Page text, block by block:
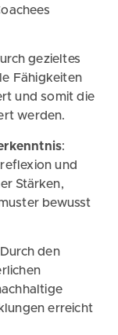
gezieltes
Fähigkeiten
und somit die
werden.
:
und
Stärken,
bewusst
den
erreicht